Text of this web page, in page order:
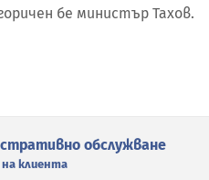
бе министър Тахов.
обслужване
клиента